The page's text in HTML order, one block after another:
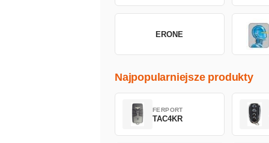
ERONE
Najpopularniejsze produkty
FERPORT
TAC4KR